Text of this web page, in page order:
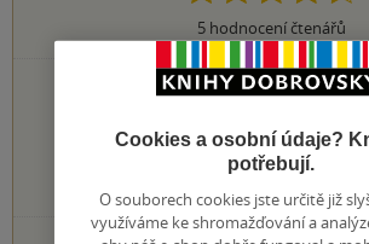
5hodnocení čtenářů
3×
5 hvězdiček
1×
3 hvězdičky
0×
2 hvězdičky
1 hvezdička
Cookies a osobní údaje?
potřebují.
O souborech cookies jste určitě již
využíváme ke shromažďování a